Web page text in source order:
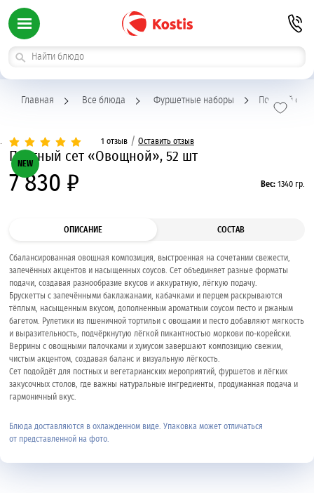
Главная Все блюда Фуршетные наборы Постный
1 отзыв / Оставить отзыв
NEW
Постный сет «Овощной», 52 шт
7 830 ₽ Вес: 1340 гр.
ОПИСАНИЕ СОСТАВ
Сбалансированная овощная композиция, выстроенная на сочетании свежести,
запечённых акцентов и насыщенных соусов. Сет объединяет разные форматы
подачи, создавая разнообразие вкусов и аккуратную, лёгкую подачу.
Брускетты с запечёнными баклажанами, кабачками и перцем раскрываются
тёплым, насыщенным вкусом, дополненным ароматным соусом песто и ржаным
багетом. Рулетики из пшеничной тортильи с овощами и песто добавляют мягкость
и выразительность, подчёркнутую лёгкой пикантностью моркови по-корейски.
Веррины с овощными палочками и хумусом завершают композицию свежим,
чистым акцентом, создавая баланс и визуальную лёгкость.
Сет подойдёт для постных и вегетарианских мероприятий, фуршетов и лёгких
закусочных столов, где важны натуральные ингредиенты, продуманная подача и
гармоничный вкус.
Блюда доставляются в охлажденном виде. Упаковка может отличаться
от представленной на фото.